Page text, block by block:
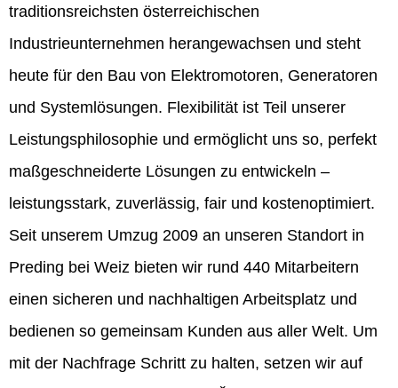
traditionsreichsten österreichischen
Industrieunternehmen herangewachsen und steht
heute für den Bau von Elektromotoren, Generatoren
und Systemlösungen. Flexibilität ist Teil unserer
Leistungsphilosophie und ermöglicht uns so, perfekt
maßgeschneiderte Lösungen zu entwickeln –
leistungsstark, zuverlässig, fair und kostenoptimiert.
Seit unserem Umzug 2009 an unseren Standort in
Preding bei Weiz bieten wir rund 440 Mitarbeitern
einen sicheren und nachhaltigen Arbeitsplatz und
bedienen so gemeinsam Kunden aus aller Welt. Um
mit der Nachfrage Schritt zu halten, setzen wir auf